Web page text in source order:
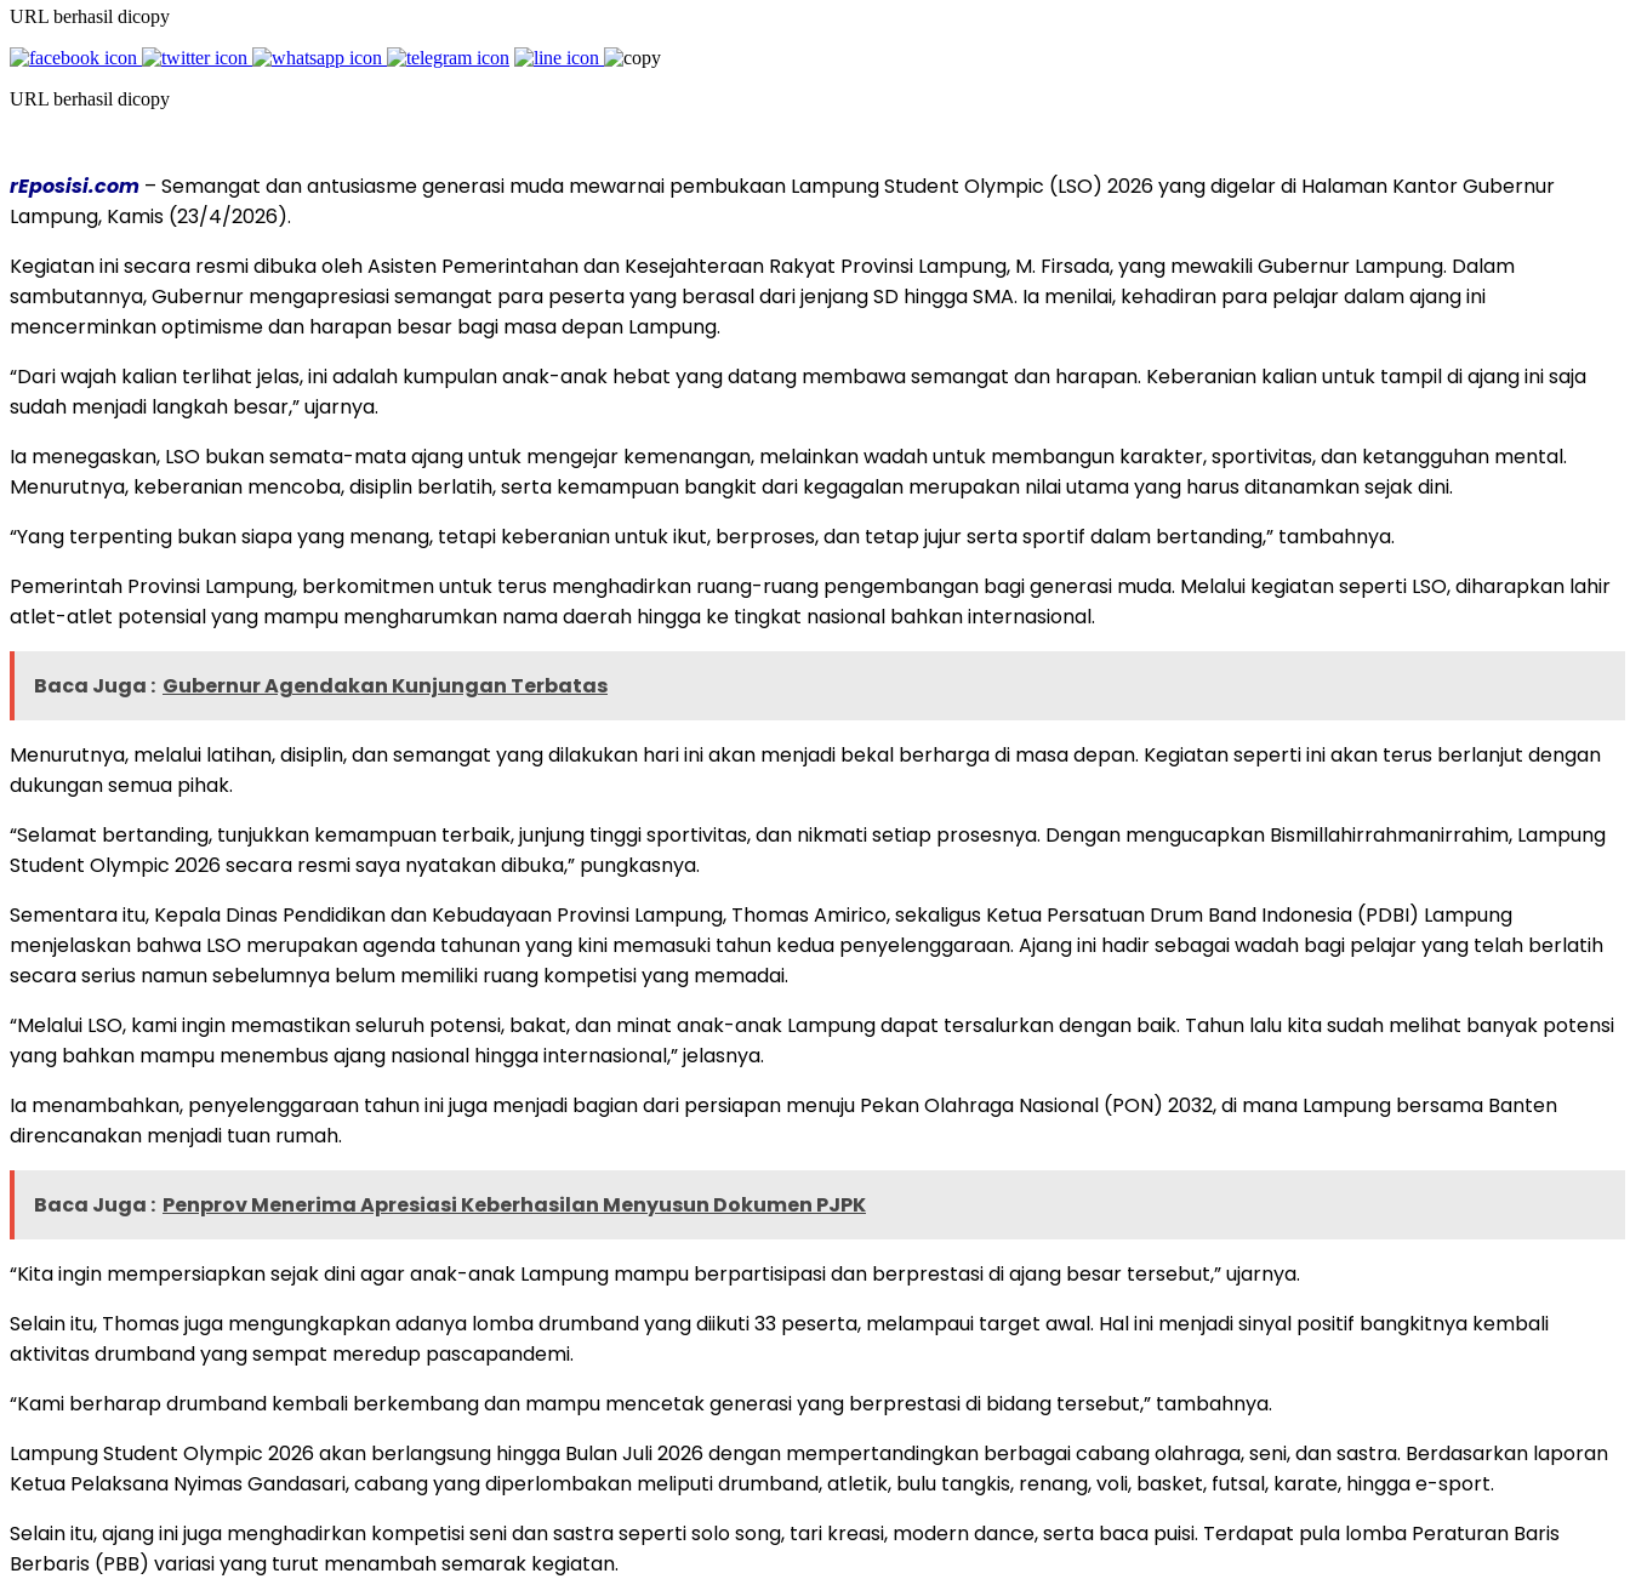
URL berhasil dicopy
URL berhasil dicopy
rEposisi.com – Semangat dan antusiasme generasi muda mewarnai pembukaan Lampung Student Olympic (LSO) 2026 yang digelar di Halaman Kantor Gubernur
Lampung, Kamis (23/4/2026).
Kegiatan ini secara resmi dibuka oleh Asisten Pemerintahan dan Kesejahteraan Rakyat Provinsi Lampung, M. Firsada, yang mewakili Gubernur Lampung. Dalam
sambutannya, Gubernur mengapresiasi semangat para peserta yang berasal dari jenjang SD hingga SMA. Ia menilai, kehadiran para pelajar dalam ajang ini
mencerminkan optimisme dan harapan besar bagi masa depan Lampung.
“Dari wajah kalian terlihat jelas, ini adalah kumpulan anak-anak hebat yang datang membawa semangat dan harapan. Keberanian kalian untuk tampil di ajang ini saja
sudah menjadi langkah besar,” ujarnya.
Ia menegaskan, LSO bukan semata-mata ajang untuk mengejar kemenangan, melainkan wadah untuk membangun karakter, sportivitas, dan ketangguhan mental.
Menurutnya, keberanian mencoba, disiplin berlatih, serta kemampuan bangkit dari kegagalan merupakan nilai utama yang harus ditanamkan sejak dini.
“Yang terpenting bukan siapa yang menang, tetapi keberanian untuk ikut, berproses, dan tetap jujur serta sportif dalam bertanding,” tambahnya.
Pemerintah Provinsi Lampung, berkomitmen untuk terus menghadirkan ruang-ruang pengembangan bagi generasi muda. Melalui kegiatan seperti LSO, diharapkan lahir
atlet-atlet potensial yang mampu mengharumkan nama daerah hingga ke tingkat nasional bahkan internasional.
Baca Juga : Gubernur Agendakan Kunjungan Terbatas
Menurutnya, melalui latihan, disiplin, dan semangat yang dilakukan hari ini akan menjadi bekal berharga di masa depan. Kegiatan seperti ini akan terus berlanjut dengan
dukungan semua pihak.
“Selamat bertanding, tunjukkan kemampuan terbaik, junjung tinggi sportivitas, dan nikmati setiap prosesnya. Dengan mengucapkan Bismillahirrahmanirrahim, Lampung
Student Olympic 2026 secara resmi saya nyatakan dibuka,” pungkasnya.
Sementara itu, Kepala Dinas Pendidikan dan Kebudayaan Provinsi Lampung, Thomas Amirico, sekaligus Ketua Persatuan Drum Band Indonesia (PDBI) Lampung
menjelaskan bahwa LSO merupakan agenda tahunan yang kini memasuki tahun kedua penyelenggaraan. Ajang ini hadir sebagai wadah bagi pelajar yang telah berlatih
secara serius namun sebelumnya belum memiliki ruang kompetisi yang memadai.
“Melalui LSO, kami ingin memastikan seluruh potensi, bakat, dan minat anak-anak Lampung dapat tersalurkan dengan baik. Tahun lalu kita sudah melihat banyak potensi
yang bahkan mampu menembus ajang nasional hingga internasional,” jelasnya.
Ia menambahkan, penyelenggaraan tahun ini juga menjadi bagian dari persiapan menuju Pekan Olahraga Nasional (PON) 2032, di mana Lampung bersama Banten
direncanakan menjadi tuan rumah.
Baca Juga : Penprov Menerima Apresiasi Keberhasilan Menyusun Dokumen PJPK
“Kita ingin mempersiapkan sejak dini agar anak-anak Lampung mampu berpartisipasi dan berprestasi di ajang besar tersebut,” ujarnya.
Selain itu, Thomas juga mengungkapkan adanya lomba drumband yang diikuti 33 peserta, melampaui target awal. Hal ini menjadi sinyal positif bangkitnya kembali
aktivitas drumband yang sempat meredup pascapandemi.
“Kami berharap drumband kembali berkembang dan mampu mencetak generasi yang berprestasi di bidang tersebut,” tambahnya.
Lampung Student Olympic 2026 akan berlangsung hingga Bulan Juli 2026 dengan mempertandingkan berbagai cabang olahraga, seni, dan sastra. Berdasarkan laporan
Ketua Pelaksana Nyimas Gandasari, cabang yang diperlombakan meliputi drumband, atletik, bulu tangkis, renang, voli, basket, futsal, karate, hingga e-sport.
Selain itu, ajang ini juga menghadirkan kompetisi seni dan sastra seperti solo song, tari kreasi, modern dance, serta baca puisi. Terdapat pula lomba Peraturan Baris
Berbaris (PBB) variasi yang turut menambah semarak kegiatan.